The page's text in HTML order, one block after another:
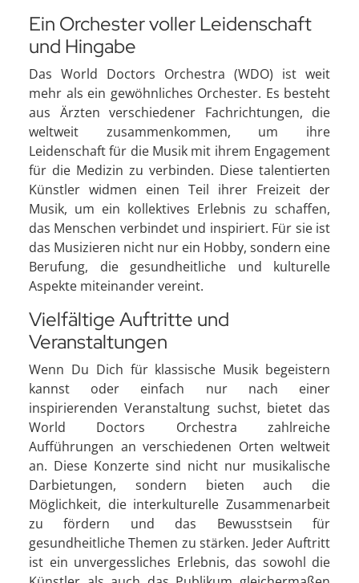
Ein Orchester voller Leidenschaft
und Hingabe
Das World Doctors Orchestra (WDO) ist weit
mehr als ein gewöhnliches Orchester. Es besteht
aus Ärzten verschiedener Fachrichtungen, die
weltweit zusammenkommen, um ihre
Leidenschaft für die Musik mit ihrem Engagement
für die Medizin zu verbinden. Diese talentierten
Künstler widmen einen Teil ihrer Freizeit der
Musik, um ein kollektives Erlebnis zu schaffen,
das Menschen verbindet und inspiriert. Für sie ist
das Musizieren nicht nur ein Hobby, sondern eine
Berufung, die gesundheitliche und kulturelle
Aspekte miteinander vereint.
Vielfältige Auftritte und
Veranstaltungen
Wenn Du Dich für klassische Musik begeistern
kannst oder einfach nur nach einer
inspirierenden Veranstaltung suchst, bietet das
World Doctors Orchestra zahlreiche
Aufführungen an verschiedenen Orten weltweit
an. Diese Konzerte sind nicht nur musikalische
Darbietungen, sondern bieten auch die
Möglichkeit, die interkulturelle Zusammenarbeit
zu fördern und das Bewusstsein für
gesundheitliche Themen zu stärken. Jeder Auftritt
ist ein unvergessliches Erlebnis, das sowohl die